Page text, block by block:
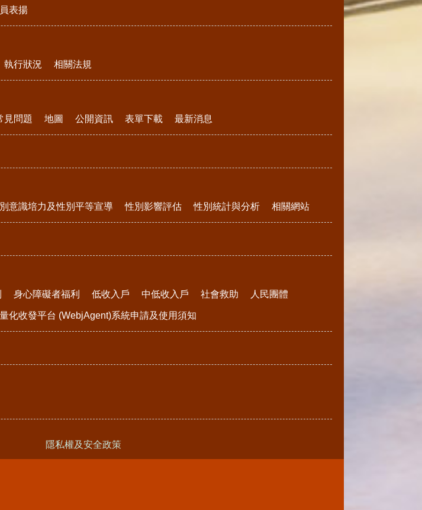
表揚
執行狀況 相關法規
見問題 地圖 公開資訊 表單下載 最新消息
意識培力及性別平等宣導 性別影響評估 性別統計與分析 相關網站
身心障礙者福利 低收入戶 中低收入戶 社會救助 人民團體
化收發平台 (WebjAgent)系統申請及使用須知
隱私權及安全政策